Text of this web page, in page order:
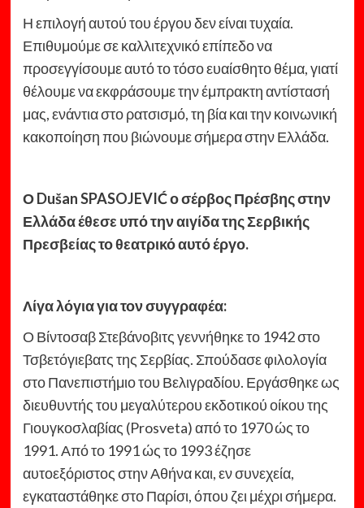
Η επιλογή αυτού του έργου δεν είναι τυχαία.
Επιθυμούμε σε καλλιτεχνικό επίπεδο να
προσεγγίσουμε αυτό το τόσο ευαίσθητο θέμα, γιατί
θέλουμε να εκφράσουμε την έμπρακτη αντίστασή
μας, ενάντια στο ρατσισμό, τη βία και την κοινωνική
κακοποίηση που βιώνουμε σήμερα στην Ελλάδα.
Ο Dušan SPASOJEVIĆ ο σέρβος Πρέσβης στην
Ελλάδα έθεσε υπό την αιγίδα της Σερβικής
Πρεσβείας το θεατρικό αυτό έργο.
Λίγα λόγια για τον συγγραφέα:
Ο Βίντοσαβ Στεβάνοβιτς γεννήθηκε το 1942 στο
Τσβετόγιεβατς της Σερβίας. Σπούδασε φιλολογία
στο Πανεπιστήμιο του Βελιγραδίου. Εργάσθηκε ως
διευθυντής του μεγαλύτερου εκδοτικού οίκου της
Γιουγκοσλαβίας (Prosveta) από το 1970 ώς το
1991. Από το 1991 ώς το 1993 έζησε
αυτοεξόριστος στην Αθήνα και, εν συνεχεία,
εγκαταστάθηκε στο Παρίσι, όπου ζει μέχρι σήμερα.